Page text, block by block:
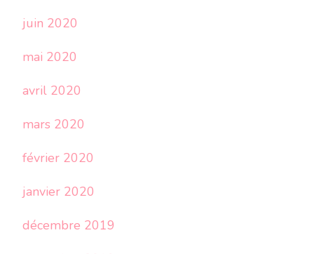
juin 2020
mai 2020
avril 2020
mars 2020
février 2020
janvier 2020
décembre 2019